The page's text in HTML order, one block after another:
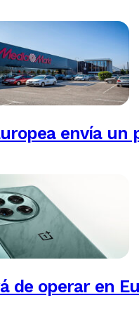
envía un
de operar en